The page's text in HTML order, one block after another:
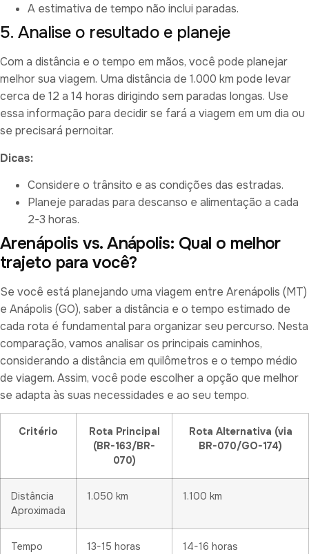
A estimativa de tempo não inclui paradas.
5. Analise o resultado e planeje
Com a distância e o tempo em mãos, você pode planejar
melhor sua viagem. Uma distância de 1.000 km pode levar
cerca de 12 a 14 horas dirigindo sem paradas longas. Use
essa informação para decidir se fará a viagem em um dia ou
se precisará pernoitar.
Dicas:
Considere o trânsito e as condições das estradas.
Planeje paradas para descanso e alimentação a cada
2-3 horas.
Arenápolis vs. Anápolis: Qual o melhor
trajeto para você?
Se você está planejando uma viagem entre Arenápolis (MT)
e Anápolis (GO), saber a distância e o tempo estimado de
cada rota é fundamental para organizar seu percurso. Nesta
comparação, vamos analisar os principais caminhos,
considerando a distância em quilômetros e o tempo médio
de viagem. Assim, você pode escolher a opção que melhor
se adapta às suas necessidades e ao seu tempo.
Critério
Rota Principal
(BR-163/BR-
070)
Rota Alternativa (via
BR-070/GO-174)
Distância
Aproximada
1.050 km 1.100 km
Tempo
13-15 horas 14-16 horas